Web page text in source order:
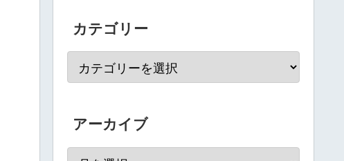
カテゴリー
アーカイブ